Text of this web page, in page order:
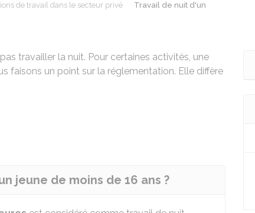
de travail dans le secteur privé
Travail de nuit d'un
travailler la nuit. Pour certaines activités, une
faisons un point sur la réglementation. Elle diffère
jeune de moins de 16 ans ?